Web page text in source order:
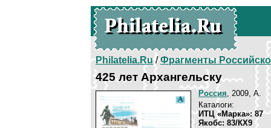
Philatelia.Ru/Фрагменты
425 лет Архангельску
Россия, 2009, A.
Каталоги:
ИТЦ «Марка»: 87
Якобс: 83/КХ9